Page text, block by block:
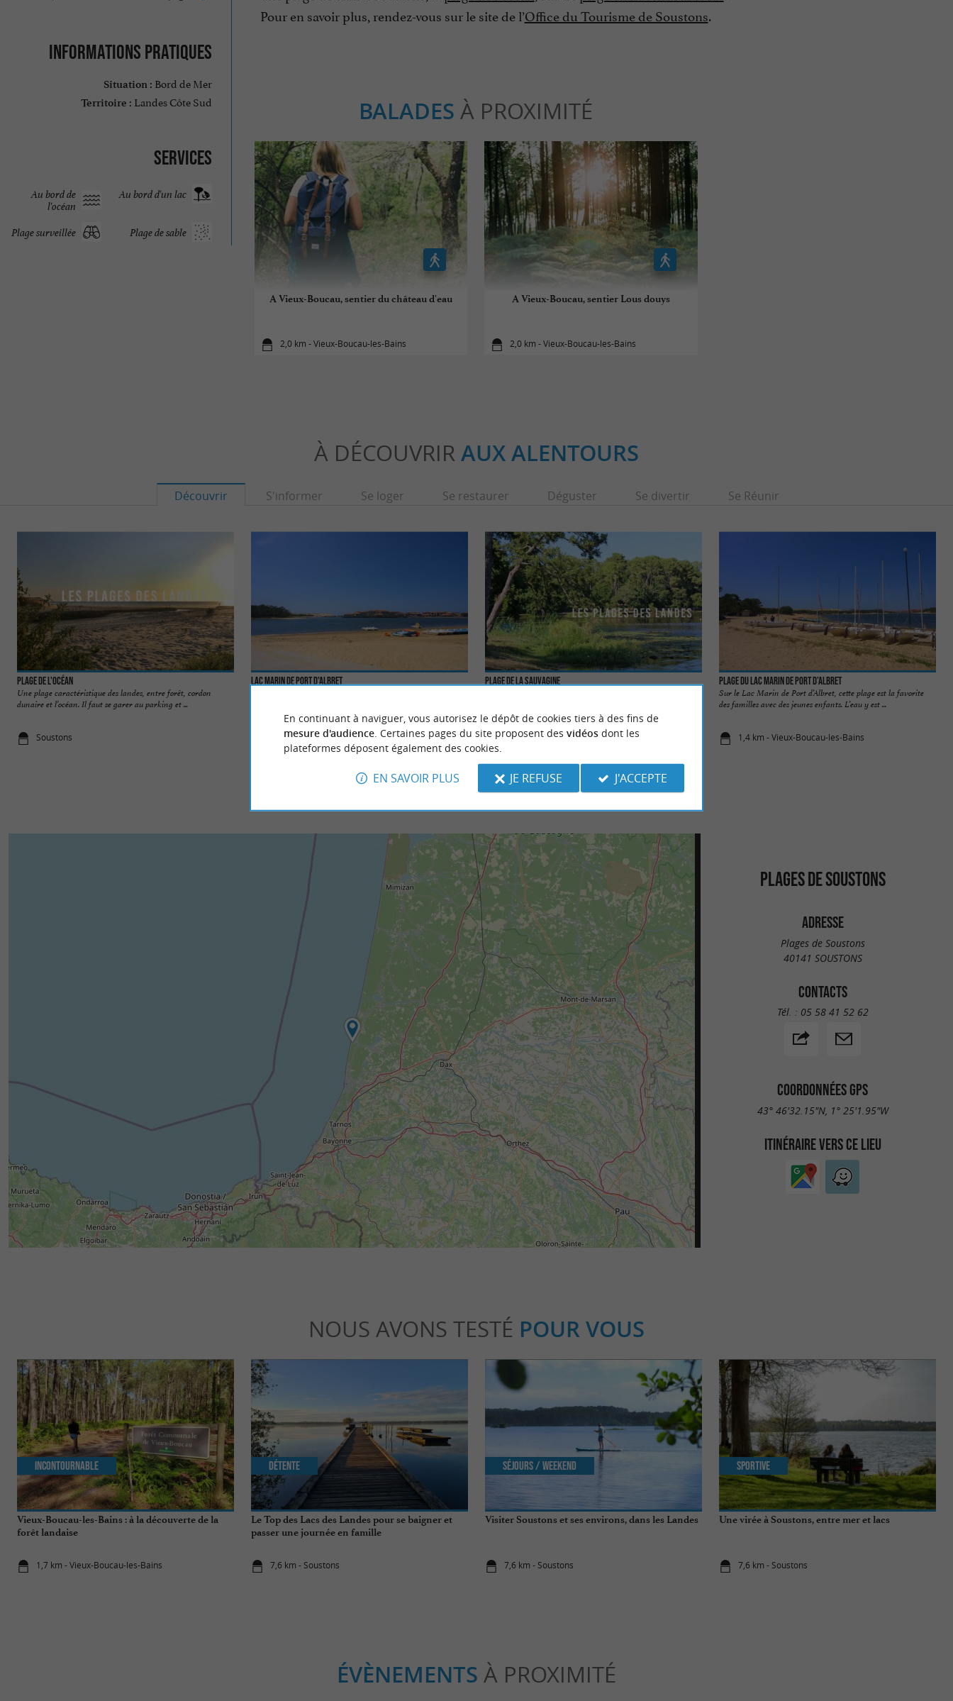
Informations pratiques
Situation : Bord de Mer
Territoire : Landes Côte Sud
Services
Au bord d'un lac
Au bord de
l'océan
Plage de sable
Plage surveillée
Pour en savoir plus, rendez-vous sur le site de l’Office du Tourisme de Soustons.
BALADES À PROXIMITÉ
A Vieux-Boucau, sentier du château d'eau
2,0 km - Vieux-Boucau-les-Bains
A Vieux-Boucau, sentier Lous douys
2,0 km - Vieux-Boucau-les-Bains
À DÉCOUVRIR AUX ALENTOURS
Découvrir S'informer Se loger Se restaurer Déguster Se divertir Se Réunir
Plage de l'Océan
Une plage caractéristique des landes, entre forêt, cordon
dunaire et l’océan. Il faut se garer au parking et ...
Soustons
Lac Marin de Port d'Albret
865 m - Soustons
Plage de la Sauvagine
1,2 km - Soustons
Plage du lac Marin de Port d’Albret
Sur le Lac Marin de Port d’Albret, cette plage est la favorite
des familles avec des jeunes enfants. L’eau y est ...
1,4 km - Vieux-Boucau-les-Bains
PLAGES DE SOUSTONS
ADRESSE
Plages de Soustons
40141 SOUSTONS
CONTACTS
Tél. : 05 58 41 52 62
COORDONNÉES GPS
43° 46'32.15"N, 1° 25'1.95"W
ITINÉRAIRE VERS CE LIEU
NOUS AVONS TESTÉ POUR VOUS
Vieux-Boucau-les-Bains : à la découverte de la
forêt landaise
1,7 km - Vieux-Boucau-les-Bains
Incontournable
Le Top des Lacs des Landes pour se baigner et
passer une journée en famille
7,6 km - Soustons
Détente
Visiter Soustons et ses environs, dans les Landes
7,6 km - Soustons
Séjours / Weekend
Une virée à Soustons, entre mer et lacs
7,6 km - Soustons
Sportive
ÉVÈNEMENTS À PROXIMITÉ
En continuant à naviguer, vous autorisez le dépôt de cookies tiers à des fins de
mesure d'audience. Certaines pages du site proposent des vidéosdont les
plateformes déposent également des cookies.
EN SAVOIR PLUS JE REFUSE J'ACCEPTE